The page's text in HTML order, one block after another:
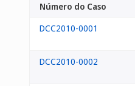
Número do Caso
DCC2010-0001
DCC2010-0002